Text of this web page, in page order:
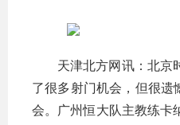
天津北方网讯：北京
了很多射门机会，但很遗
会。广州恒大队主教练卡